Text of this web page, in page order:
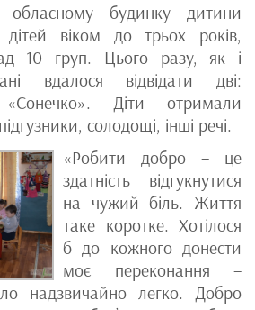
обласному будинку дитини
дітей віком до трьох років,
10 груп. Цього разу, як і
вдалося відвідати дві:
Діти отримали
солодощі, інші речі.
«Робити добро – це
здатність відгукнутися
на чужий біль. Життя
таке коротке. Хотілося
б до кожного донести
моє переконання –
надзвичайно легко. Добро